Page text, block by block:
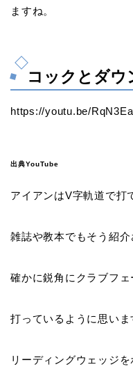
ますね。
コックとダウ
https://youtu.be/
出典YouTube
アイアンはV字軌道で打
雑誌や教本でもそう紹介
確かに鋭角にクラブフ
打っているように思いま
リーディングウェッジ